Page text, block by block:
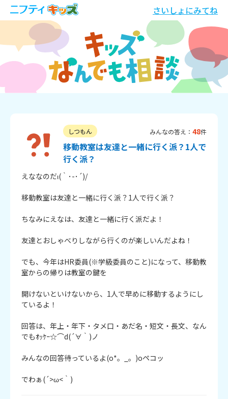
さいしょにみてね
しつもん みんなの答え： 48件
移動教室は友達と一緒に行く派？1人で
行く派？
えななのだι(｀･-･´)/
移動教室は友達と一緒に行く派？1人で行く派？
ちなみにえなは、友達と一緒に行く派だよ！
友達とおしゃべりしながら行くのが楽しいんだよね！
でも、今年はHR委員(※学級委員のこと)になって、移動教
室からの帰りは教室の鍵を
開けないといけないから、1人で早めに移動するようにし
ているよ！
回答は、年上・年下・タメ口・あだ名・短文・長文、なん
でもｵｯｹｰ☆⌒d(´∀｀)ノ
みんなの回答待っているよ(o*。_。)oペコッ
でわぁ(´>ω<｀)